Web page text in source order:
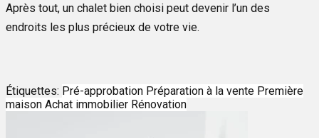
Après tout, un chalet bien choisi peut devenir l’un des
endroits les plus précieux de votre vie.
Étiquettes: Pré-approbation Préparation à la vente Première
maison Achat immobilier Rénovation